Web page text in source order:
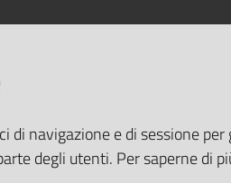
Accedi ai servizi online
Wi‑Fi gratuito nelle sedi
di navigazione e di sessione
degli utenti. Per saperne di